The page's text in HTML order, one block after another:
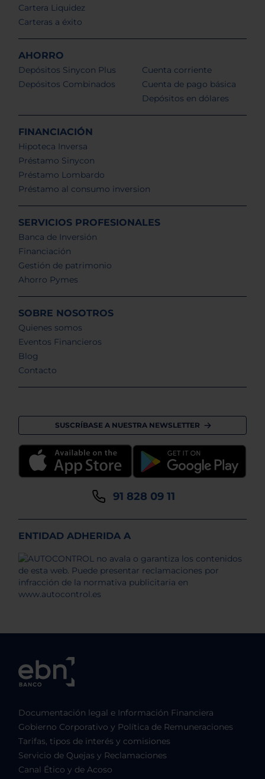
Cartera Liquidez
Carteras a éxito
AHORRO
Depósitos Sinycon Plus
Depósitos Combinados
Cuenta corriente
Cuenta de pago básica
Depósitos en dólares
FINANCIACIÓN
Hipoteca Inversa
Préstamo Sinycon
Préstamo Lombardo
Préstamo al consumo inversion
SERVICIOS PROFESIONALES
Banca de Inversión
Financiación
Gestión de patrimonio
Ahorro Pymes
SOBRE NOSOTROS
Quienes somos
Eventos Financieros
Blog
Contacto
SUSCRÍBASE A NUESTRA NEWSLETTER
91 828 09 11
ENTIDAD ADHERIDA A
Documentación legal e Información Financiera
Gobierno Corporativo y Política de Remuneraciones
Tarifas, tipos de interés y comisiones
Servicio de Quejas y Reclamaciones
Canal Ético y de Acoso